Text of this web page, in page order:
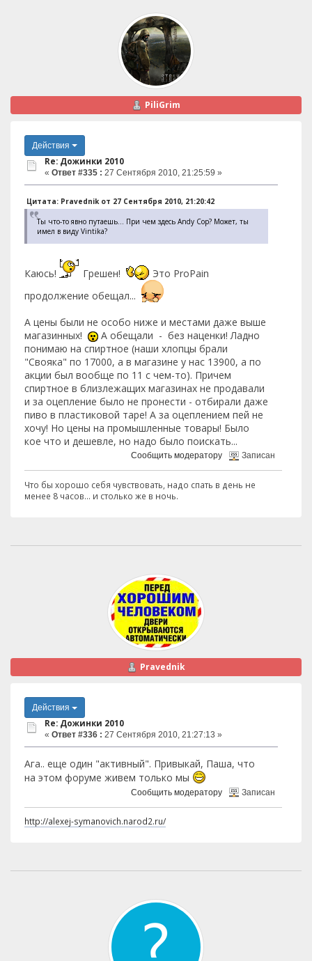
PiliGrim
Действия
Re: Дожинки 2010
« Ответ #335 : 27 Сентября 2010, 21:25:59 »
Цитата: Pravednik от 27 Сентября 2010, 21:20:42
Ты что-то явно путаешь... При чем здесь Andy Cop? Может, ты
имел в виду Vintikа?
Каюсь! Грешен!
Это ProPain
продолжение обещал...
А цены были не особо ниже и местами даже выше
магазинных!
А обещали - без наценки! Ладно
понимаю на спиртное (наши хлопцы брали
"Свояка" по 17000, а в магазине у нас 13900, а по
акции был вообще по 11 с чем-то). Причем
спиртное в близлежащих магазинах не продавали
и за оцепление было не пронести - отбирали даже
пиво в пластиковой таре! А за оцеплением пей не
хочу! Но цены на промышленные товары! Было
кое что и дешевле, но надо было поискать...
Сообщить модератору Записан
Что бы хорошо себя чувствовать, надо спать в день не
менее 8 часов... и столько же в ночь.
Pravednik
Действия
Re: Дожинки 2010
« Ответ #336 : 27 Сентября 2010, 21:27:13 »
Ага.. еще один "активный". Привыкай, Паша, что
на этом форуме живем только мы
Сообщить модератору Записан
http://alexej-symanovich.narod2.ru/